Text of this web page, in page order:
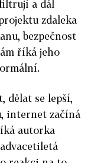
a dál
zdaleka
bezpečnost
říká jeho
dělat se lepší,
internet začíná
autorka